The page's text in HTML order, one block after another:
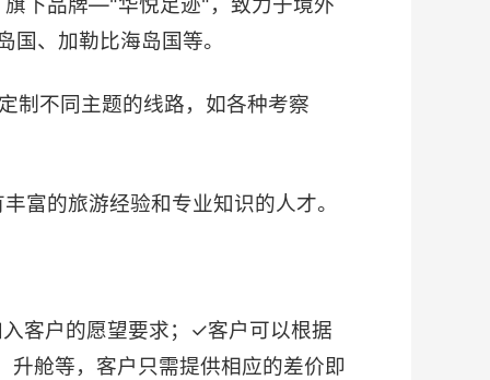
、加勒比海岛国等。
制不同主题的线路，如各种考察
富的旅游经验和专业知识的人才。
客户的愿望要求；✓客户可以根据
舱等，客户只需提供相应的差价即